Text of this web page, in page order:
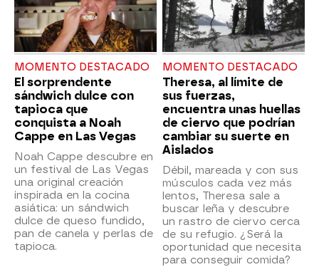
MOMENTO DESTACADO
El sorprendente
sándwich dulce con
tapioca que
conquista a Noah
Cappe en Las Vegas
Noah Cappe descubre en
un festival de Las Vegas
una original creación
inspirada en la cocina
asiática: un sándwich
dulce de queso fundido,
pan de canela y perlas de
tapioca.
MOMENTO DESTACADO
Theresa, al límite de
sus fuerzas,
encuentra unas huellas
de ciervo que podrían
cambiar su suerte en
Aislados
Débil, mareada y con sus
músculos cada vez más
lentos, Theresa sale a
buscar leña y descubre
un rastro de ciervo cerca
de su refugio. ¿Será la
oportunidad que necesita
para conseguir comida?